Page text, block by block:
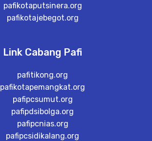
pafikotaputsinera.org
pafikotajebegot.org
Link Cabang Pafi
pafitikong.org
pafikotapemangkat.org
pafipcsumut.org
pafipdsibolga.org
pafipcnias.org
pafipcsidikalang.org